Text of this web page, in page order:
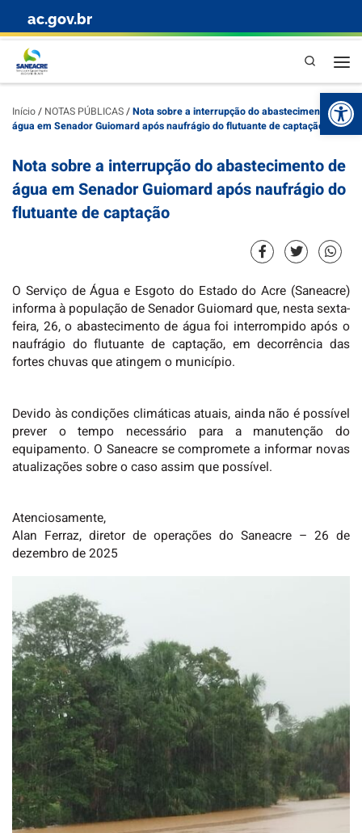
Skip to content
ac.gov.br
Pesquisa
Início/ NOTAS PÚBLICAS/Nota sobre a interrupção do abastecimento de
água em Senador Guiomard após naufrágio do flutuante de captação
Nota sobre a interrupção do abastecimento de
água em Senador Guiomard após naufrágio do
flutuante de captação
O Serviço de Água e Esgoto do Estado do Acre (Saneacre)
informa à população de Senador Guiomard que, nesta sexta-
feira, 26, o abastecimento de água foi interrompido após o
naufrágio do flutuante de captação, em decorrência das
fortes chuvas que atingem o município.
Devido às condições climáticas atuais, ainda não é possível
prever o tempo necessário para a manutenção do
equipamento. O Saneacre se compromete a informar novas
atualizações sobre o caso assim que possível.
Atenciosamente,
Alan Ferraz, diretor de operações do Saneacre – 26 de
dezembro de 2025